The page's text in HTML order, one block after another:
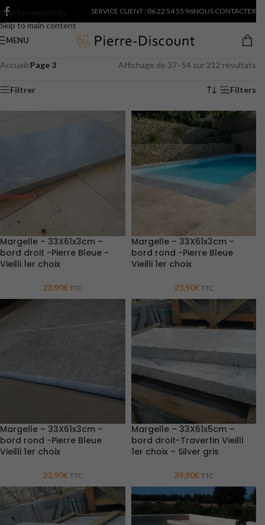
Skip to navigation
Skip to main content
SERVICE CLIENT : 06 22 54 55 96NOUS CONTACTER
MENU
Accueil/Page 3 Affichage de 37–54 sur 212 résultats
Filtrer Filters
Margelle – 33X61x3cm –
bord droit -Pierre Bleue -
Vieilli 1er choix
23,90€ TTC
Margelle – 33X61x3cm –
bord rond -Pierre Bleue
Vieilli 1er choix
23,90€ TTC
Margelle – 33X61x3cm –
bord rond -Pierre Bleue
Vieilli 1er choix
23,90€ TTC
Margelle – 33X61x5cm –
bord droit-Travertin Vieilli
1er choix – Silver gris
39,90€ TTC